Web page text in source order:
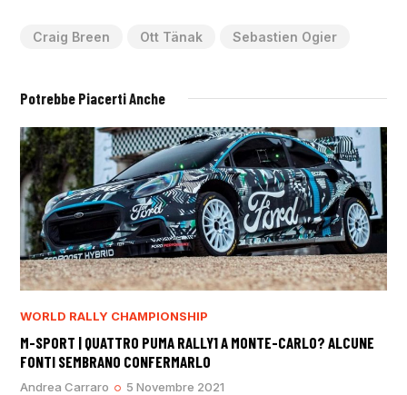
Craig Breen Ott Tänak Sebastien Ogier
Potrebbe Piacerti Anche
WORLD RALLY CHAMPIONSHIP
M-SPORT | QUATTRO PUMA RALLY1 A MONTE-CARLO? ALCUNE
FONTI SEMBRANO CONFERMARLO
Andrea Carraro 5 Novembre 2021